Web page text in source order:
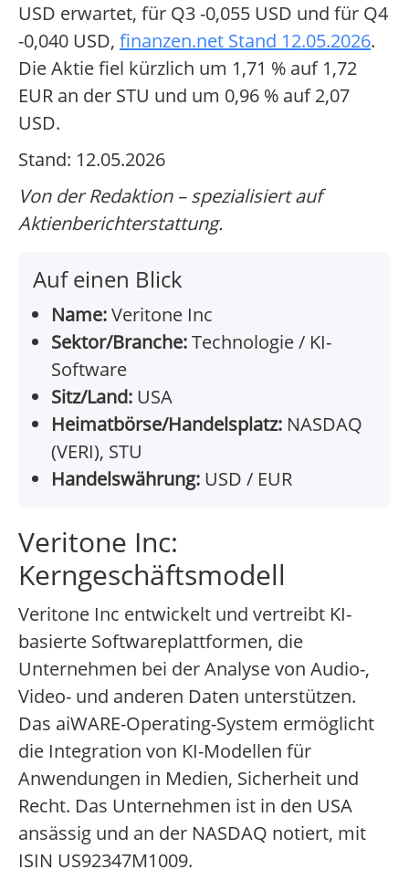
USD erwartet, für Q3 -0,055 USD und für Q4
-0,040 USD, finanzen.net Stand 12.05.2026.
Die Aktie fiel kürzlich um 1,71 % auf 1,72
EUR an der STU und um 0,96 % auf 2,07
USD.
Stand: 12.05.2026
Von der Redaktion – spezialisiert auf
Aktienberichterstattung.
Auf einen Blick
Name:Veritone Inc
Sektor/Branche:Technologie / KI-
Software
Sitz/Land: USA
Heimatbörse/Handelsplatz: NASDAQ
(VERI), STU
Handelswährung: USD / EUR
Veritone Inc:
Kerngeschäftsmodell
Veritone Inc entwickelt und vertreibt KI-
basierte Softwareplattformen, die
Unternehmen bei der Analyse von Audio-,
Video- und anderen Daten unterstützen.
Das aiWARE-Operating-System ermöglicht
die Integration von KI-Modellen für
Anwendungen in Medien, Sicherheit und
Recht. Das Unternehmen ist in den USA
ansässig und an der NASDAQ notiert, mit
ISIN US92347M1009.